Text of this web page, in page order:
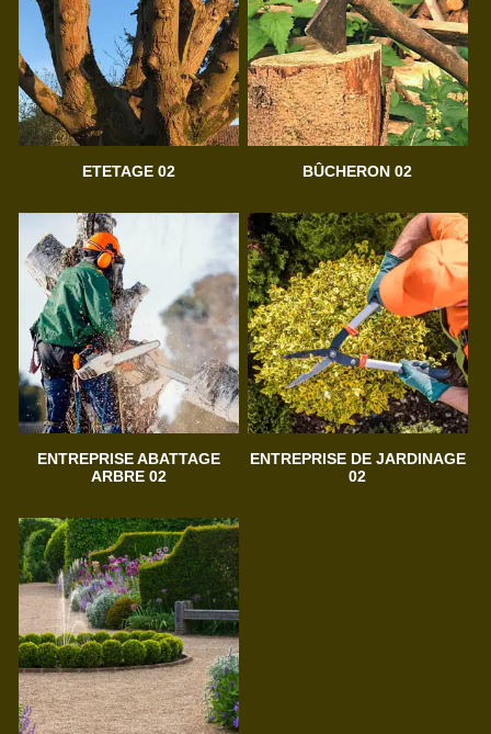
ETETAGE 02 BÛCHERON 02
ENTREPRISE ABATTAGE
ARBRE 02
ENTREPRISE DE JARDINAGE
02